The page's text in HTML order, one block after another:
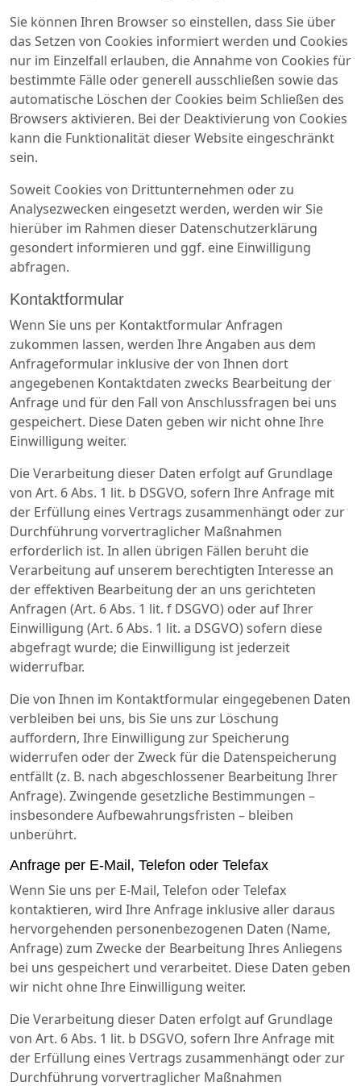
Sie können Ihren Browser so einstellen, dass Sie über
das Setzen von Cookies informiert werden und Cookies
nur im Einzelfall erlauben, die Annahme von Cookies für
bestimmte Fälle oder generell ausschließen sowie das
automatische Löschen der Cookies beim Schließen des
Browsers aktivieren. Bei der Deaktivierung von Cookies
kann die Funktionalität dieser Website eingeschränkt
sein.
Soweit Cookies von Drittunternehmen oder zu
Analysezwecken eingesetzt werden, werden wir Sie
hierüber im Rahmen dieser Datenschutzerklärung
gesondert informieren und ggf. eine Einwilligung
abfragen.
Kontaktformular
Wenn Sie uns per Kontaktformular Anfragen
zukommen lassen, werden Ihre Angaben aus dem
Anfrageformular inklusive der von Ihnen dort
angegebenen Kontaktdaten zwecks Bearbeitung der
Anfrage und für den Fall von Anschlussfragen bei uns
gespeichert. Diese Daten geben wir nicht ohne Ihre
Einwilligung weiter.
Die Verarbeitung dieser Daten erfolgt auf Grundlage
von Art. 6 Abs. 1 lit. b DSGVO, sofern Ihre Anfrage mit
der Erfüllung eines Vertrags zusammenhängt oder zur
Durchführung vorvertraglicher Maßnahmen
erforderlich ist. In allen übrigen Fällen beruht die
Verarbeitung auf unserem berechtigten Interesse an
der effektiven Bearbeitung der an uns gerichteten
Anfragen (Art. 6 Abs. 1 lit. f DSGVO) oder auf Ihrer
Einwilligung (Art. 6 Abs. 1 lit. a DSGVO) sofern diese
abgefragt wurde; die Einwilligung ist jederzeit
widerrufbar.
Die von Ihnen im Kontaktformular eingegebenen Daten
verbleiben bei uns, bis Sie uns zur Löschung
auffordern, Ihre Einwilligung zur Speicherung
widerrufen oder der Zweck für die Datenspeicherung
entfällt (z. B. nach abgeschlossener Bearbeitung Ihrer
Anfrage). Zwingende gesetzliche Bestimmungen –
insbesondere Aufbewahrungsfristen – bleiben
unberührt.
Anfrage per E-Mail, Telefon oder Telefax
Wenn Sie uns per E-Mail, Telefon oder Telefax
kontaktieren, wird Ihre Anfrage inklusive aller daraus
hervorgehenden personenbezogenen Daten (Name,
Anfrage) zum Zwecke der Bearbeitung Ihres Anliegens
bei uns gespeichert und verarbeitet. Diese Daten geben
wir nicht ohne Ihre Einwilligung weiter.
Die Verarbeitung dieser Daten erfolgt auf Grundlage
von Art. 6 Abs. 1 lit. b DSGVO, sofern Ihre Anfrage mit
der Erfüllung eines Vertrags zusammenhängt oder zur
Durchführung vorvertraglicher Maßnahmen